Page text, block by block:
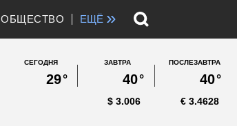
ОБЩЕСТВО ЕЩЁ »
СЕГОДНЯ
29°
ЗАВТРА
40°
ПОСЛЕЗАВТРА
40°
3.006
$ 3.4628
€